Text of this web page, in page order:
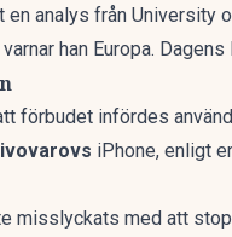
analys från
han Europa. Dagens
förbudet infördes
iPhone, enligt
misslyckats med att